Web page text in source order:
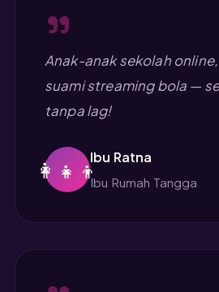
"
Anak-anak sekolah online,
suami streaming bola —
tanpa lag!
👩‍👧‍👦Ibu Ratna
Ibu Rumah Tangga